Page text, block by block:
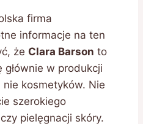
firma
informacje na ten
że Clara Barson to
w produkcji
kosmetyków. Nie
szerokiego
pielęgnacji skóry.